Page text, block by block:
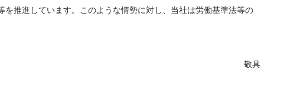
推進しています。このような情勢に対し、当社は労働基準法等の
敬具